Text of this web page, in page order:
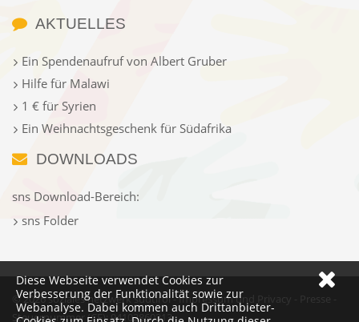
AKTUELLES
Ein Spendenaufruf von Albert Gruber
Hilfe für Malawi
1 € für Syrien
Ein Weihnachtsgeschenk für Südafrika
DOWNLOADS
sns Download-Bereich:
sns Folder
© 2026 soziales netzwerk südtirol -Impressum und Privacy Presse
Steuernummer (CF): 94102860213
Diese Webseite verwendet Cookies zur
Verbesserung der Funktionalität sowie zur
Webanalyse. Dabei kommen auch Drittanbieter-